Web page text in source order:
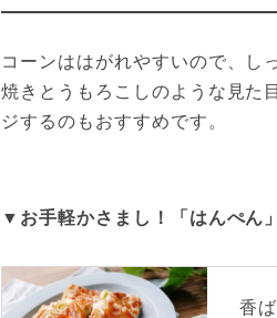
コーンははがれやすいので、し
焼きとうもろこしのような見た
ジするのもおすすめです。
▼お手軽かさまし！「はんぺん
香